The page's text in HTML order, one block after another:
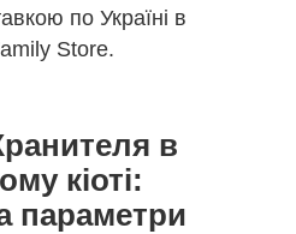
по Україні в
Store.
в
кіоті:
параметри